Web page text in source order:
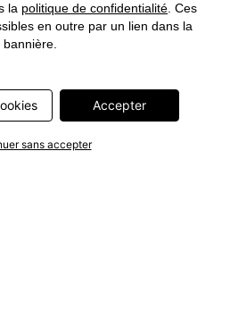
la politique de confidentialité . Ces
en outre par un lien dans la
bannière.
Accepter
sans accepter